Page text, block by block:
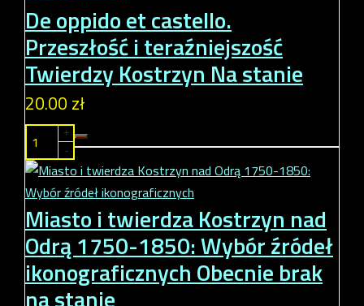
De oppido et castello.
Przeszłość i teraźniejszość
Twierdzy Kostrzyn Na stanie
20.00 zł
+
-
Miasto i twierdza Kostrzyn nad
Odrą 1750-1850: Wybór źródeł
ikonograficznych Obecnie brak